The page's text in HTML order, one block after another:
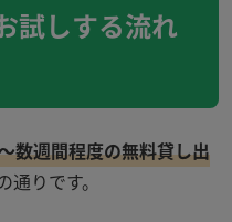
試しする流れ
数週間程度の無料貸し出
りです。